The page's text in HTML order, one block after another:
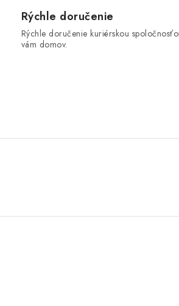
Rýchle doručenie
Rýchle doručenie kuriérskou
vám domov.